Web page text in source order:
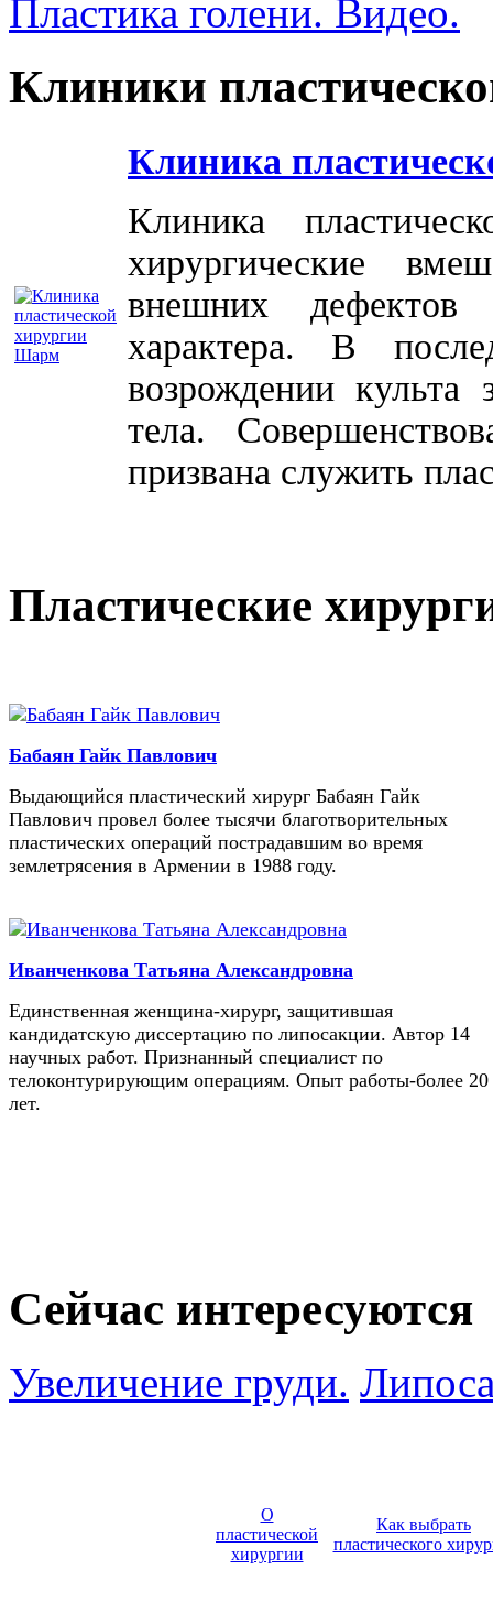
Пластика голени. Видео.
Клиники
Клиника
Клиника
хирургические
внешних дефектов
характера. В
возрождении культа
тела.
призвана служить
Пластические
Бабаян Гайк Павлович
Выдающийся пластический хирург Бабаян Гайк
Павлович провел более тысячи благотворительных
пластических операций пострадавшим во время
землетрясения в Армении в 1988 году.
Иванченкова Татьяна Александровна
Единственная женщина-хирург, защитившая
кандидатскую диссертацию по липосакции. Автор 14
научных работ. Признанный специалист по
телоконтурирующим операциям. Опыт работы-более 20
лет.
Сейчас интересуются
Увеличение груди.
О
пластической
хирургии
Как выбрать
пластического